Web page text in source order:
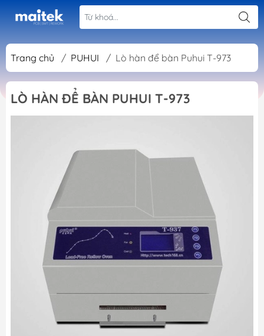
Trang chủ / PUHUI / Lò hàn để bàn Puhui T-973
LÒ HÀN ĐỂ BÀN PUHUI T-973